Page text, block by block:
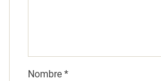
Nombre *